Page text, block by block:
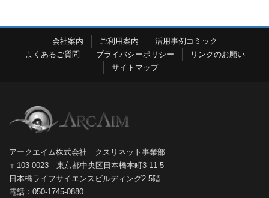
会社案内 ご利用案内
活用事例コミック
よくあるご質問
プライバシーポリシー
リンクのお願い
サイトマップ
アークエイム株式会社 クスリネット事業部
〒103-0023 東京都中央区日本橋本町3-11-5
日本橋ライフサイエンスビルディング2-5階
電話：050-1745-0880